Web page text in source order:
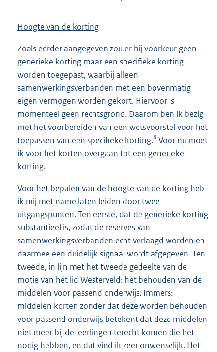
Hoogte van de korting
Zoals eerder aangegeven zou er bij voorkeur geen
generieke korting maar een specifieke korting
worden toegepast, waarbij alleen
samenwerkingsverbanden met een bovenmatig
eigen vermogen worden gekort. Hiervoor is
momenteel geen rechtsgrond. Daarom ben ik bezig
met het voorbereiden van een wetsvoorstel voor het
toepassen van een specifieke korting.8 Voor nu moet
ik voor het korten overgaan tot een generieke
korting.
Voor het bepalen van de hoogte van de korting heb
ik mij met name laten leiden door twee
uitgangspunten. Ten eerste, dat de generieke korting
substantieel is, zodat de reserves van
samenwerkingsverbanden echt verlaagd worden en
daarmee een duidelijk signaal wordt afgegeven. Ten
tweede, in lijn met het tweede gedeelte van de
motie van het lid Westerveld: het behouden van de
middelen voor passend onderwijs. Immers:
middelen korten zonder dat deze worden behouden
voor passend onderwijs betekent dat deze middelen
niet meer bij de leerlingen terecht komen die het
nodig hebben, en dat vind ik zeer onwenselijk. Het